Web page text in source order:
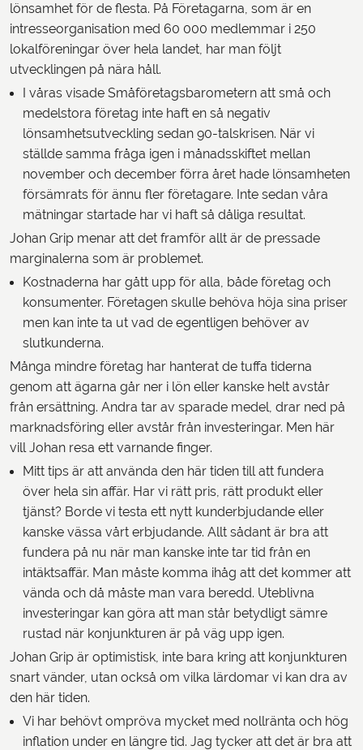
lönsamhet för de flesta. På Företagarna, som är en
intresseorganisation med 60 000 medlemmar i 250
lokalföreningar över hela landet, har man följt
utvecklingen på nära håll.
I våras visade Småföretagsbarometern att små och
medelstora företag inte haft en så negativ
lönsamhetsutveckling sedan 90-talskrisen. När vi
ställde samma fråga igen i månadsskiftet mellan
november och december förra året hade lönsamheten
försämrats för ännu fler företagare. Inte sedan våra
mätningar startade har vi haft så dåliga resultat.
Johan Grip menar att det framför allt är de pressade
marginalerna som är problemet.
Kostnaderna har gått upp för alla, både företag och
konsumenter. Företagen skulle behöva höja sina priser
men kan inte ta ut vad de egentligen behöver av
slutkunderna.
Många mindre företag har hanterat de tuffa tiderna
genom att ägarna går ner i lön eller kanske helt avstår
från ersättning. Andra tar av sparade medel, drar ned på
marknadsföring eller avstår från investeringar. Men här
vill Johan resa ett varnande finger.
Mitt tips är att använda den här tiden till att fundera
över hela sin affär. Har vi rätt pris, rätt produkt eller
tjänst? Borde vi testa ett nytt kunderbjudande eller
kanske vässa vårt erbjudande. Allt sådant är bra att
fundera på nu när man kanske inte tar tid från en
intäktsaffär. Man måste komma ihåg att det kommer att
vända och då måste man vara beredd. Uteblivna
investeringar kan göra att man står betydligt sämre
rustad när konjunkturen är på väg upp igen.
Johan Grip är optimistisk, inte bara kring att konjunkturen
snart vänder, utan också om vilka lärdomar vi kan dra av
den här tiden.
Vi har behövt ompröva mycket med nollränta och hög
inflation under en längre tid. Jag tycker att det är bra att